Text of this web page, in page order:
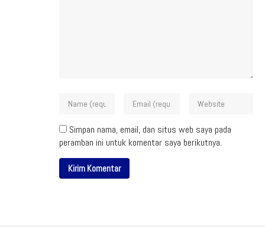
Simpan nama, email, dan situs web saya pada
peramban ini untuk komentar saya berikutnya.